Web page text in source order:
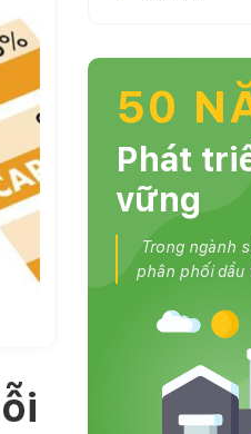
50
Phát
vững
Trong ngành
phân phối dầu